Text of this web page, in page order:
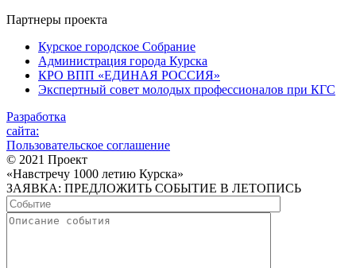
Партнеры проекта
Курское городское Собрание
Администрация города Курска
КРО ВПП «ЕДИНАЯ РОССИЯ»
Экспертный совет молодых профессионалов при КГС
Разработка
сайта:
Пользовательское соглашение
© 2021 Проект
«Навстречу 1000 летию Курска»
ЗАЯВКА: ПРЕДЛОЖИТЬ СОБЫТИЕ В ЛЕТОПИСЬ